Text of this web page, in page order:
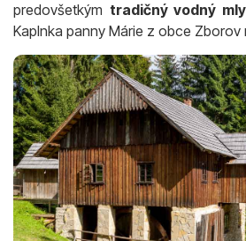
predovšetkým tradičný vodný
Kaplnka panny Márie z obce Zborov